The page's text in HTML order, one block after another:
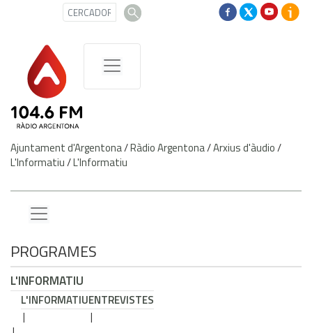
Ajuntament d'Argentona/Ràdio Argentona/Arxius d'àudio/
L'Informatiu/L'Informatiu
PROGRAMES
L'INFORMATIU
L'INFORMATIUENTREVISTES